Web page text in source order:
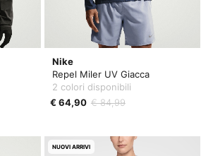
Nike
Repel Miler UV Giacca
2 colori disponibili
€ 64,90 € 84,99
NUOVI ARRIVI